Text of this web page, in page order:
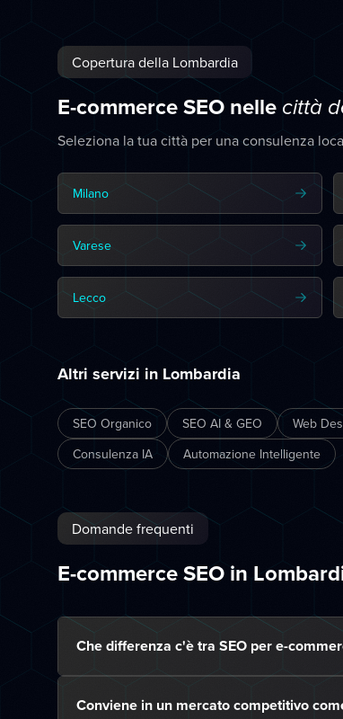
Copertura della Lombardia
E-commerce SEO nelle città
Seleziona la tua città per una consulenza
Milano
Varese
Lecco
Altri servizi in Lombardia
SEO Organico SEO AI & GEO Web
Consulenza IA
Automazione Intelligente
Domande frequenti
E-commerce SEO in
Che differenza c'è tra SEO per e-
Conviene in un mercato competitivo